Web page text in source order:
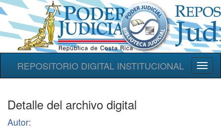
REPOSITORIO DIGITAL INSTITUCIONAL
Detalle del archivo digital
Autor: